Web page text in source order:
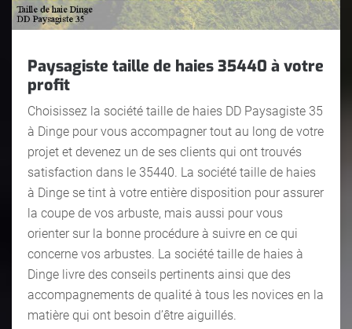
Paysagiste taille de haies 35440 à votre
profit
Choisissez la société taille de haies DD Paysagiste 35
à Dinge pour vous accompagner tout au long de votre
projet et devenez un de ses clients qui ont trouvés
satisfaction dans le 35440. La société taille de haies
à Dinge se tint à votre entière disposition pour assurer
la coupe de vos arbuste, mais aussi pour vous
orienter sur la bonne procédure à suivre en ce qui
concerne vos arbustes. La société taille de haies à
Dinge livre des conseils pertinents ainsi que des
accompagnements de qualité à tous les novices en la
matière qui ont besoin d’être aiguillés.